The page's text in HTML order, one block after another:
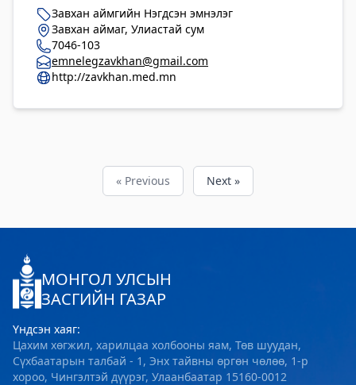
Завхан аймгийн Нэгдсэн эмнэлэг
Завхан аймаг, Улиастай сум
7046-103
emnelegzavkhan@gmail.com
http://zavkhan.med.mn
« Previous Next »
МОНГОЛ УЛСЫН
ЗАСГИЙН ГАЗАР
Үндсэн хаяг:
Цахим хөгжил, харилцаа холбооны яам, Төв шуудан,
Сүхбаатарын талбай - 1, Энх тайвны өргөн чөлөө, 1-р
хороо, Чингэлтэй дүүрэг, Улаанбаатар 15160-0012